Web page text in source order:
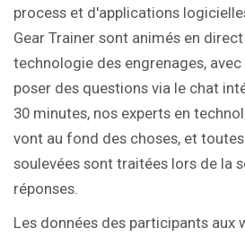
process et d'applications
Gear Trainer sont animés en
technologie des engrenages,
poser des questions via le chat
30 minutes, nos experts en
vont au fond des choses, et
soulevées sont traitées lors de la
réponses.
Les données des participants aux